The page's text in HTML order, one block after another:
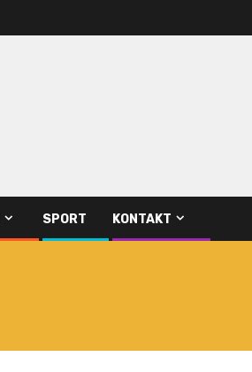
SPORT KONTAKT